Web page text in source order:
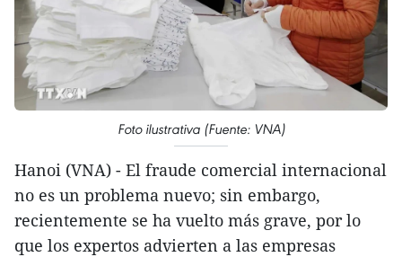
Foto ilustrativa (Fuente: VNA)
Hanoi (VNA) - El fraude comercial internacional
no es un problema nuevo; sin embargo,
recientemente se ha vuelto más grave, por lo
que los expertos advierten a las empresas